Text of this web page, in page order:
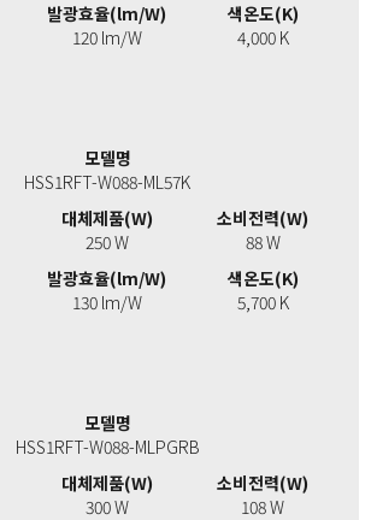
발광효율(lm/W)
120 lm/W
색온도(K)
4,000 K
모델명
HSS1RFT-W088-ML57K
대체제품(W)
250 W
소비전력(W)
88 W
발광효율(lm/W)
130 lm/W
색온도(K)
5,700 K
모델명
HSS1RFT-W088-MLPGRB
대체제품(W)
300 W
소비전력(W)
108 W